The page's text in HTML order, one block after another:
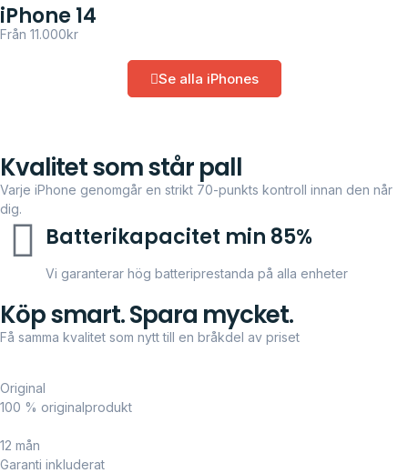
iPhone 14
Från 11.000kr
Se alla iPhones
Kvalitet som står pall
Varje iPhone genomgår en strikt 70-punkts kontroll innan den når
dig.
Batterikapacitet min 85%
Vi garanterar hög batteriprestanda på alla enheter
Köp smart. Spara mycket.
Få samma kvalitet som nytt till en bråkdel av priset
Original
100 % originalprodukt
12 mån
Garanti inkluderat